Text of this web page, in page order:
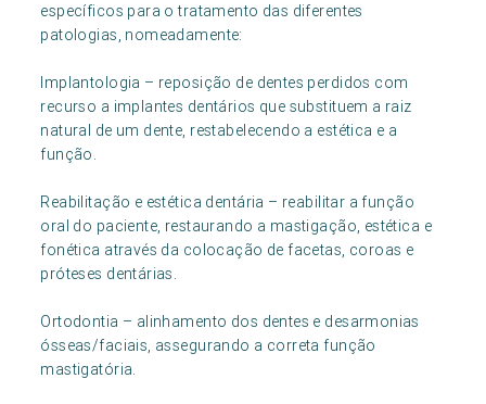
específicos para o tratamento das diferentes
patologias, nomeadamente:
Implantologia – reposição de dentes perdidos com
recurso a implantes dentários que substituem a raiz
natural de um dente, restabelecendo a estética e a
função.
Reabilitação e estética dentária – reabilitar a função
oral do paciente, restaurando a mastigação, estética e
fonética através da colocação de facetas, coroas e
próteses dentárias.
Ortodontia – alinhamento dos dentes e desarmonias
ósseas/faciais, assegurando a correta função
mastigatória.